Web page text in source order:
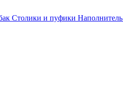
Столики и пуфики Наполнитель